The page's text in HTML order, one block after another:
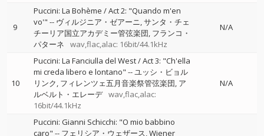
9
Puccini: La Bohème / Act 2: "Quando m'en
vo'" -- ヴィルジニア・ゼアーニ サンタ・チェ
チーリア国立アカデミー管弦楽団 フランコ・
パターネ
wav,flac,alac: 16bit/44.1kHz
N/A
10
Puccini: La Fanciulla del West / Act 3: "Ch'ella
mi creda libero e lontano" --ユッシ・ビョル
リンク フィレンツェ五月音楽祭管弦楽団 ア
ルベルト・エレーデ wav,flac,alac:
16bit/44.1kHz
N/A
Puccini: Gianni Schicchi: "O mio babbino
caro" -- フェリシア・ウェザース Wiener